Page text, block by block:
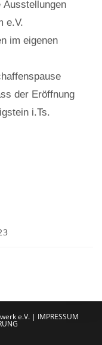
Ausstellungen
e.V.
im eigenen
der Eröffnung
i.Ts.
e.V. | IMPRESSUM